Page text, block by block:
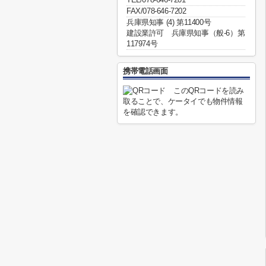
FAX/078-646-7202
兵庫県知事 (4) 第11400号
建設業許可 兵庫県知事（般-6）第
117974号
携帯電話画面
このQRコードを読み
取ることで、ケータイでも物件情報
を確認できます。